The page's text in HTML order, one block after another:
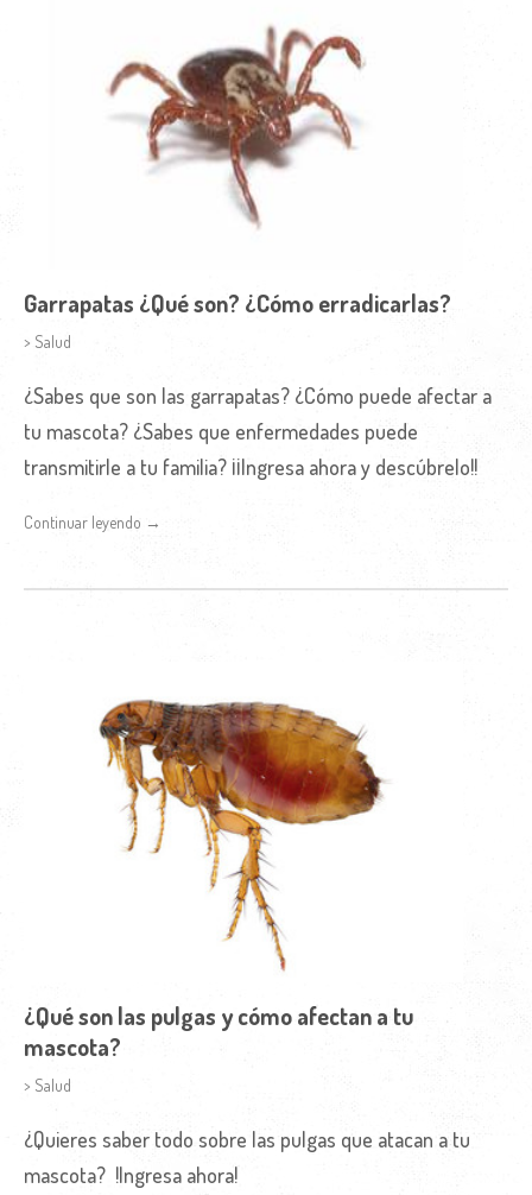
Garrapatas ¿Qué son? ¿Cómo erradicarlas?
> Salud
¿Sabes que son las garrapatas? ¿Cómo puede afectar a
tu mascota? ¿Sabes que enfermedades puede
transmitirle a tu familia? ¡¡Ingresa ahora y descúbrelo!!
Continuar leyendo →
¿Qué son las pulgas y cómo afectan a tu
mascota?
> Salud
¿Quieres saber todo sobre las pulgas que atacan a tu
mascota? !Ingresa ahora!